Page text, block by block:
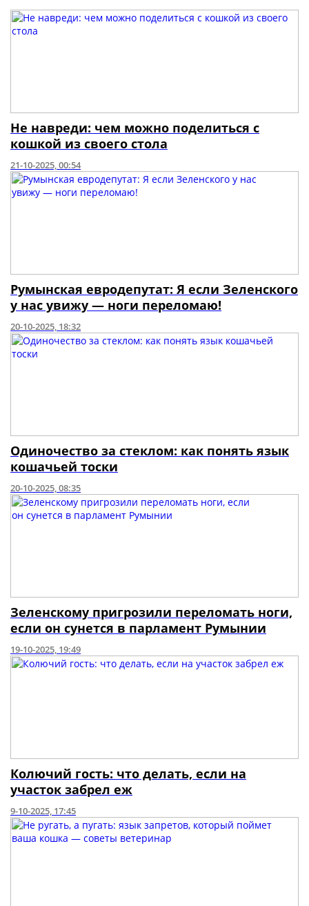
Не навреди: чем можно поделиться с
кошкой из своего стола
21-10-2025, 00:54
Румынская евродепутат: Я если Зеленского
у нас увижу — ноги переломаю!
20-10-2025, 18:32
Одиночество за стеклом: как понять язык
кошачьей тоски
20-10-2025, 08:35
Зеленскому пригрозили переломать ноги,
если он сунется в парламент Румынии
19-10-2025, 19:49
Колючий гость: что делать, если на
участок забрел еж
9-10-2025, 17:45